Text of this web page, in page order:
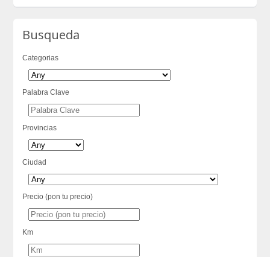
Busqueda
Categorias
Palabra Clave
Provincias
Ciudad
Precio (pon tu precio)
Km